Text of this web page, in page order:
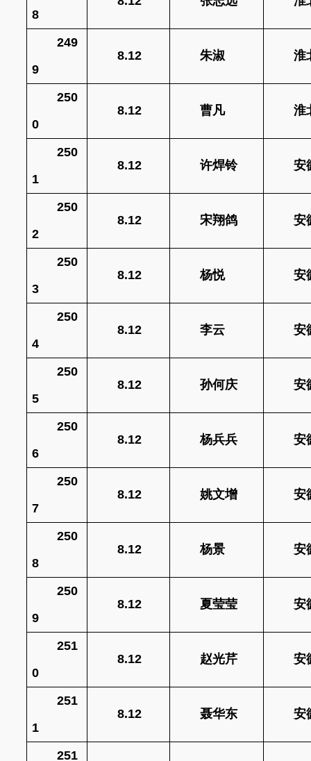
8
249
9
8.12 朱淑 淮
250
0
8.12 曹凡 淮
250
1
8.12 许焊铃 安
250
2
8.12 宋翔鸽 安
250
3
8.12 杨悦 安
250
4
8.12 李云 安
250
5
8.12 孙何庆 安
250
6
8.12 杨兵兵 安
250
7
8.12 姚文增 安
250
8
8.12 杨景 安
250
9
8.12 夏莹莹 安
251
0
8.12 赵光芹 安
251
1
8.12 聂华东 安
251